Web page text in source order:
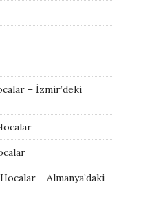
– İzmir’deki
– Almanya’daki